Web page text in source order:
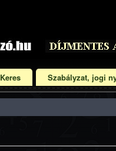
Keres Szabályzat, jogi